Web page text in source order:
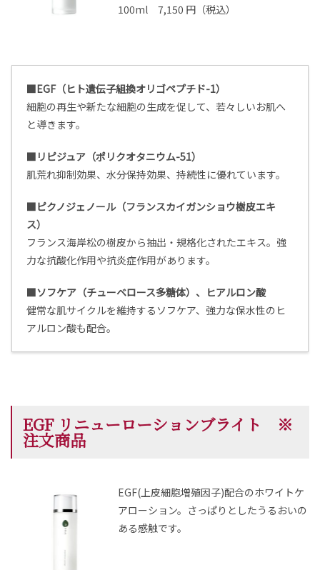
100ml 7,150 円（税込）
■EGF（ヒト遺伝子組換オリゴペプチド-1）
細胞の再生や新たな細胞の生成を促して、若々しいお肌へ
と導きます。
■リピジュア（ポリクオタニウム-51）
肌荒れ抑制効果、水分保持効果、持続性に優れています。
■ピクノジェノール（フランスカイガンショウ樹皮エキ
ス）
フランス海岸松の樹皮から抽出・規格化されたエキス。強
力な抗酸化作用や抗炎症作用があります。
■ソフケア（チューベロース多糖体）、ヒアルロン酸
健常な肌サイクルを維持するソフケア、強力な保水性のヒ
アルロン酸も配合。
EGF リニューローションブライト ※
注文商品
EGF(上皮細胞増殖因子)配合のホワイトケ
アローション。 さっぱりとしたうるおいの
ある感触です。